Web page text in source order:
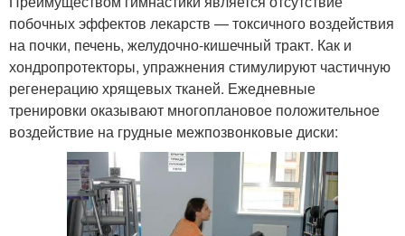
побочных эффектов лекарств — токсичного воздействия
на почки, печень, желудочно-кишечный тракт. Как и
хондропротекторы, упражнения стимулируют частичную
регенерацию хрящевых тканей. Ежедневные
тренировки оказывают многоплановое положительное
воздействие на грудные межпозвонковые диски: